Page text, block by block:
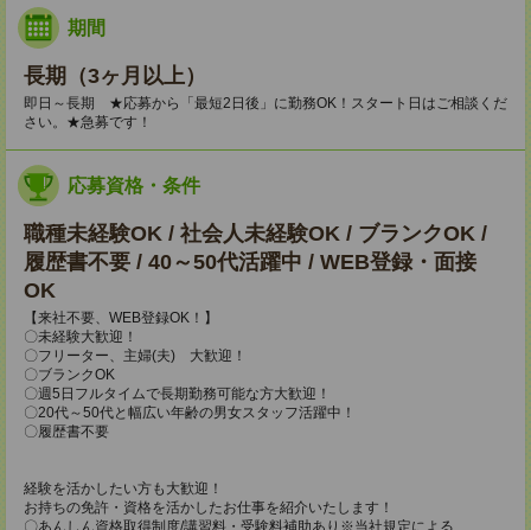
期間
長期（3ヶ月以上）
即日～長期 ★応募から「最短2日後」に勤務OK！スタート日はご相談くだ
さい。★急募です！
応募資格・条件
職種未経験OK / 社会人未経験OK / ブランクOK /
履歴書不要 / 40～50代活躍中 / WEB登録・面接
OK
【来社不要、WEB登録OK！】
〇未経験大歓迎！
〇フリーター、主婦(夫) 大歓迎！
〇ブランクOK
〇週5日フルタイムで長期勤務可能な方大歓迎！
〇20代～50代と幅広い年齢の男女スタッフ活躍中！
〇履歴書不要
経験を活かしたい方も大歓迎！
お持ちの免許・資格を活かしたお仕事を紹介いたします！
〇あんしん資格取得制度/講習料・受験料補助あり※当社規定による